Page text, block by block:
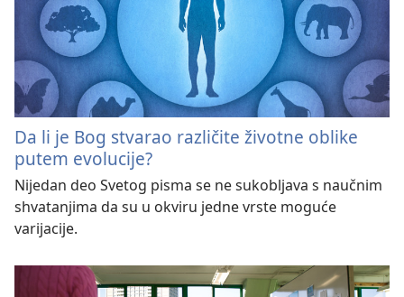
Da li je Bog stvarao različite životne oblike
putem evolucije?
Nijedan deo Svetog pisma se ne sukobljava s naučnim
shvatanjima da su u okviru jedne vrste moguće
varijacije.